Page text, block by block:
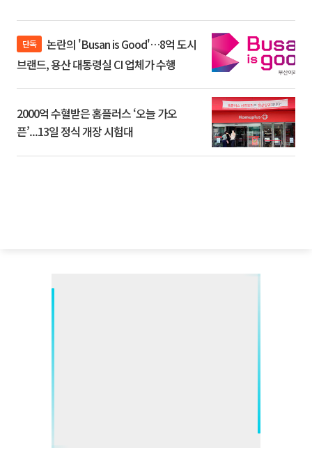
단독
브랜드, 용산 대통령실 CI 업체가 수행
2000억 수혈받은 홈플러스 ‘오늘 가오
픈’...13일 정식 개장 시험대